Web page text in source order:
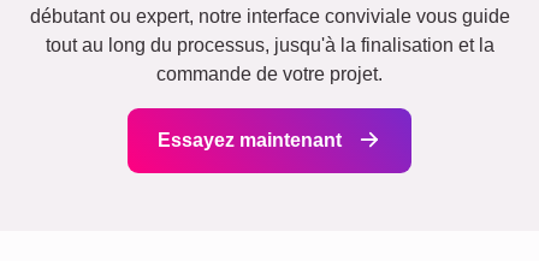
débutant ou expert, notre interface conviviale vous guide
tout au long du processus, jusqu'à la finalisation et la
commande de votre projet.
Essayez maintenant